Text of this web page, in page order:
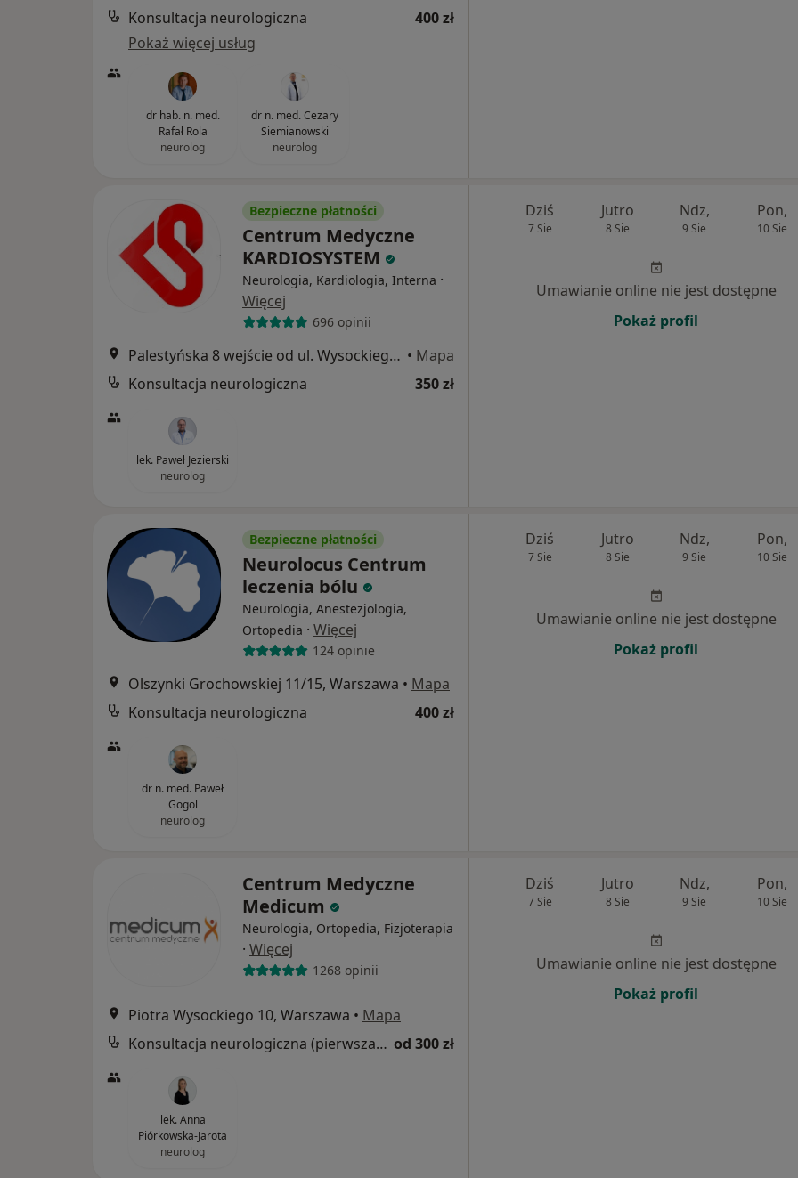
Konsultacja neurologiczna
400 zł
Pokaż więcej usług
dr hab. n. med.
Rafał Rola
neurolog
dr n. med. Cezary
Siemianowski
neurolog
Bezpieczne płatności
Centrum Medyczne
KARDIOSYSTEM
Neurologia, Kardiologia, Interna ·
Więcej
696 opinii
Palestyńska 8 wejście od ul. Wysockiego, Warszawa • Mapa
Konsultacja neurologiczna
350 zł
lek. Paweł Jezierski
neurolog
Dziś
7 Sie
Jutro
8 Sie
Ndz,
9 Sie
Pon,
10 Sie
Umawianie online nie jest dostępne
Pokaż profil
Bezpieczne płatności
Neurolocus Centrum
leczenia bólu
Neurologia, Anestezjologia,
Ortopedia · Więcej
124 opinie
Olszynki Grochowskiej 11/15, Warszawa • Mapa
Konsultacja neurologiczna
400 zł
dr n. med. Paweł
Gogol
neurolog
Dziś
7 Sie
Jutro
8 Sie
Ndz,
9 Sie
Pon,
10 Sie
Umawianie online nie jest dostępne
Pokaż profil
Centrum Medyczne
Medicum
Neurologia, Ortopedia, Fizjoterapia
· Więcej
1268 opinii
Piotra Wysockiego 10, Warszawa • Mapa
Konsultacja neurologiczna (pierwsza wizyta) od 300 zł
lek. Anna
Piórkowska-Jarota
neurolog
Dziś
7 Sie
Jutro
8 Sie
Ndz,
9 Sie
Pon,
10 Sie
Umawianie online nie jest dostępne
Pokaż profil